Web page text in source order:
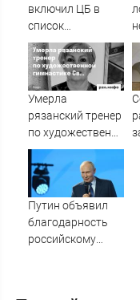
включил ЦБ в
список
«недружественных»
Умерла
рязанский тренер
по художественной
гимнастике
Светлана
Коновалова —
Новости за
19.02.2024
Путин объявил
благодарность
российскому